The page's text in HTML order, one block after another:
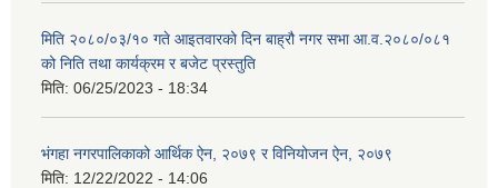
मिति २०८०/०३/१० गते आइतवारको दिन बाह्रौ नगर सभा आ.व.२०८०/०८१
को निति तथा कार्यक्रम र बजेट प्रस्तुति
मिति: 06/25/2023 - 18:34
भंगहा नगरपालिकाको आर्थिक ऐन, २०७९ र विनियोजन ऐन, २०७९
मिति: 12/22/2022 - 14:06